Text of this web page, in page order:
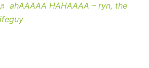
♬ ahAAAAA HAHAAAA – ryn, the